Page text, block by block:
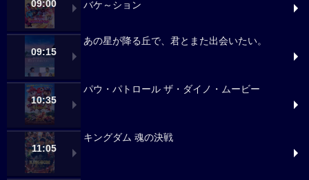
09:00 バケ～ション
09:15
あの星が降る丘で、君とまた出会いたい。
10:35
パウ・パトロール ザ・ダイノ・ムービー
11:05
キングダム 魂の決戦